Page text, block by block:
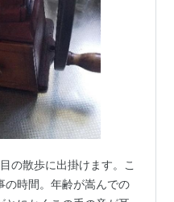
の散歩に出掛けます。こ
の時間。年齢が嵩んでの